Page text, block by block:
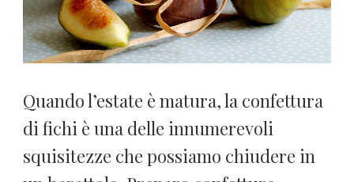
Quando l’estate è matura, la confettura
di fichi è una delle innumerevoli
squisitezze che possiamo chiudere in